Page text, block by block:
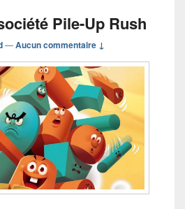
Pile-Up Rush
—Aucun commentaire ↓